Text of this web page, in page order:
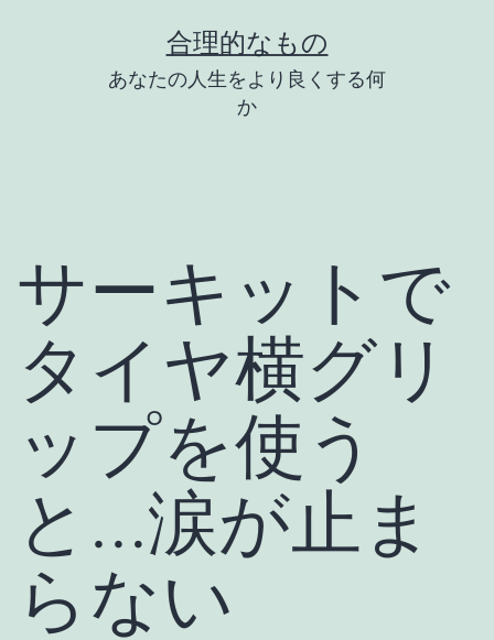
キ
合理的なもの
あなたの人生をより良くする何
か
サーキットで
タイヤ横グリ
ップを使う
と…涙が止ま
らない